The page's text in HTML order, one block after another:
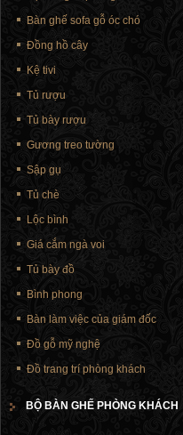
Bàn ghế sofa gỗ óc chó
Đồng hồ cây
Kệ tivi
Tủ rượu
Tủ bày rượu
Gương treo tường
Sập gụ
Tủ chè
Lộc bình
Giá cắm ngà voi
Tủ bày đồ
Bình phong
Bàn làm việc của giám đốc
Đồ gỗ mỹ nghệ
Đồ trang trí phòng khách
BỘ BÀN GHẾ PHÒNG KHÁCH